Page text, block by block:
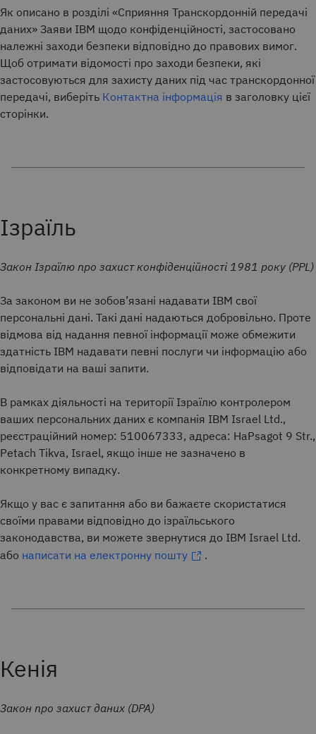
Як описано в розділі «Сприяння Транскордонній передачі
даних» Заяви IBM щодо конфіденційності, застосовано
належні заходи безпеки відповідно до правових вимог.
Щоб отримати відомості про заходи безпеки, які
застосовуються для захисту даних під час транскордонної
передачі, виберіть Контактна інформація в заголовку цієї
сторінки.
Ізраїль
Закон Ізраїлю про захист конфіденційності 1981 року (PPL)
За законом ви не зобов’язані надавати IBM свої
персональні дані. Такі дані надаються добровільно. Проте
відмова від надання певної інформації може обмежити
здатність IBM надавати певні послуги чи інформацію або
відповідати на ваші запити.
В рамках діяльності на території Ізраїлю контролером
ваших персональних даних є компанія IBM Israel Ltd.,
реєстраційний номер: 510067333, адреса: HaPsagot 9 Str.,
Petach Tikva, Israel, якщо інше не зазначено в
конкретному випадку.
Якщо у вас є запитання або ви бажаєте скористатися
своїми правами відповідно до ізраїльського
законодавства, ви можете звернутися до IBM Israel Ltd.
або написати на електронну пошту .
Кенія
Закон про захист даних (DPA)